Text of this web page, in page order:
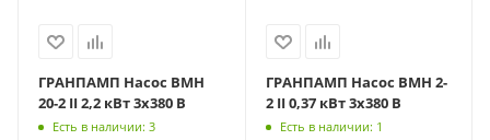
ГРАНПАМП Насос ВМН
20-2 II 2,2 кВт 3х380 В
Есть в наличии: 3
ГРАНПАМП Насос ВМН 2-
2 II 0,37 кВт 3х380 В
Есть в наличии: 1